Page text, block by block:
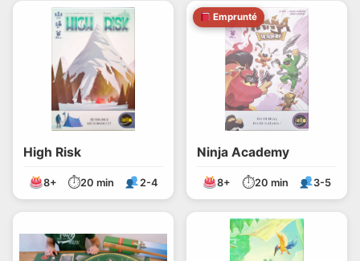
High Risk
8+ ⏱20 min 2-4
Emprunté
Ninja Academy
8+ ⏱20 min 3-5